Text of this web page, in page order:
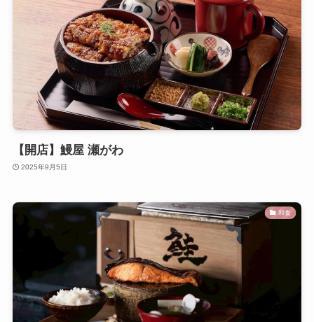
【開店】鰻屋 瀬がわ
2025年9月5日
和食